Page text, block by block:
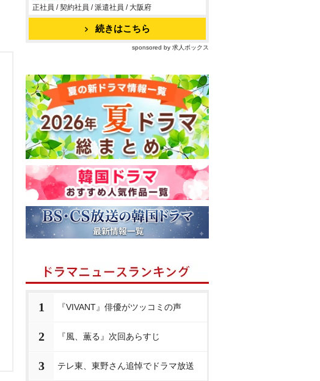
正社員 / 契約社員 / 派遣社員 / 大阪府
続きはこちら
sponsored by 求人ボックス
1 『VIVANT』俳優がツッコミの声
2 『風、薫る』次回あらすじ
3 テレ東、東野さん追悼でドラマ放送